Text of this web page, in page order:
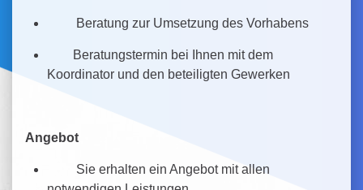
Beratung zur Umsetzung des Vorhabens
Beratungstermin bei Ihnen mit dem
Koordinator und den beteiligten Gewerken
Angebot
Sie erhalten ein Angebot mit allen